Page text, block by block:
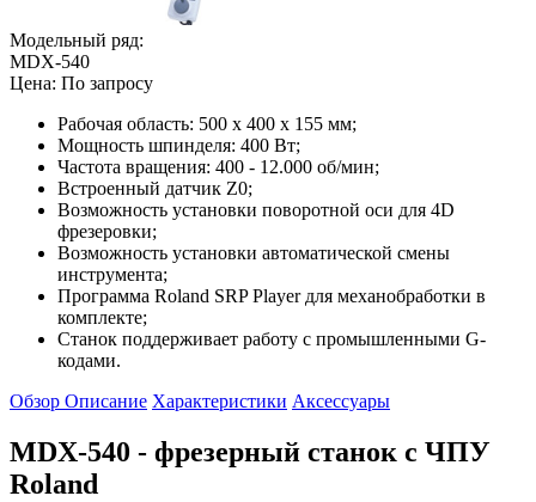
Модельный ряд:
MDX-540
Цена: По запросу
Рабочая область: 500 x 400 x 155 мм;
Мощность шпинделя: 400 Вт;
Частота вращения: 400 - 12.000 об/мин;
Встроенный датчик Z0;
Возможность установки поворотной оси для 4D
фрезеровки;
Возможность установки автоматической смены
инструмента;
Программа Roland SRP Playerдля механобработки в
комплекте;
Станок поддерживает работу с промышленными G-
кодами.
Обзор Описание Характеристики Аксессуары
MDX-540 - фрезерный станок с ЧПУ
Roland